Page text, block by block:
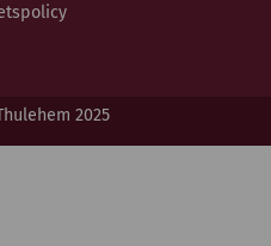
2025